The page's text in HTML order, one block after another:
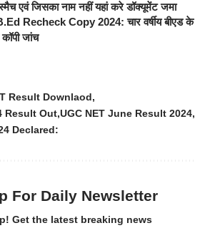
एवं जिसका नाम नहीं यहां करे डॉक्यूमेंट जमा
Recheck Copy 2024: चार वर्षीय बीएड के
जांच
Result Downlaod
Result Out UGC NET June Result 2024
Declared:
For Daily Newsletter
Get the latest breaking news